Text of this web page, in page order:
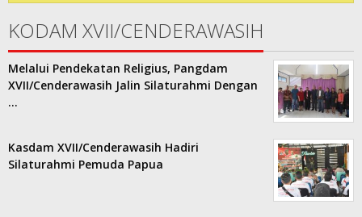
KODAM XVII/CENDERAWASIH
Melalui Pendekatan Religius, Pangdam
XVII/Cenderawasih Jalin Silaturahmi Dengan
…
Kasdam XVII/Cenderawasih Hadiri
Silaturahmi Pemuda Papua